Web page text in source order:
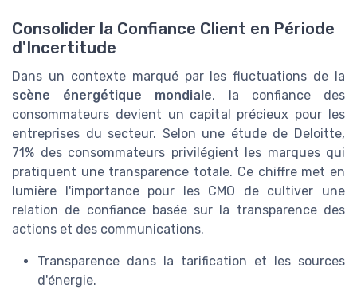
Consolider la Confiance Client en Période
d'Incertitude
Dans un contexte marqué par les fluctuations de la
scène énergétique mondiale, la confiance des
consommateurs devient un capital précieux pour les
entreprises du secteur. Selon une étude de Deloitte,
71% des consommateurs privilégient les marques qui
pratiquent une transparence totale. Ce chiffre met en
lumière l'importance pour les CMO de cultiver une
relation de confiance basée sur la transparence des
actions et des communications.
Transparence dans la tarification et les sources
d'énergie.